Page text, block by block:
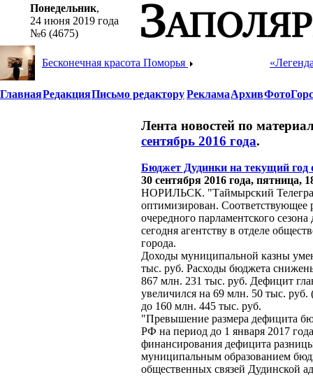
Понедельник,
24 июня 2019 года
№6 (4675)
Бесконечная красота Поморья
ГлавнаяРедакцияПисьмо редакторуРекламаАрхивФото
Лента новостей по
сентябрь 2016 года.
Бюджет Дудинки на текущий год
30 сентября 2016 года, пятница,
НОРИЛЬСК. "Таймырский
оптимизирован. Соответствующее
очередного парламентского
сегодня агентству в отделе
города.
Доходы муниципальной казны
тыс. руб. Расходы бюджета
867 млн. 231 тыс. руб. Дефицит
увеличился на 69 млн. 50 тыс.
до 160 млн. 445 тыс. руб.
"Превышение размера дефицита
РФ на период до 1 января 2017
финансирования дефицита
муниципальным образованием
общественных связей Дудинской